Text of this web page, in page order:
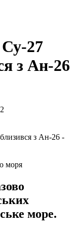
27
з Ан-26
моря
море.